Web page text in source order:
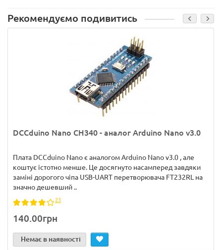
Рекомендуємо подивитись
DCCduino Nano CH340 - аналог Arduino Nano v3.0
Плата DCCduino Nano є аналогом Arduino Nano v3.0 , але
коштує істотно менше. Це досягнуто насамперед завдяки
заміні дорогого чіпа USB-UART перетворювача FT232RL на
значно дешевший ..
23
140.00грн
Немає в наявності